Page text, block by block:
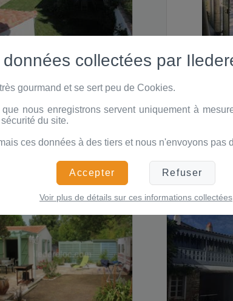
Saint-Clement
Actualisé le 23/07/26
collectées par
gourmand et se sert peu de Cookies.
nous enregistrons servent uniquement à
du site.
ces données à des tiers et nous n'envoyons pas
Accepter Refuser
Voir plus de détails sur ces informations collectées